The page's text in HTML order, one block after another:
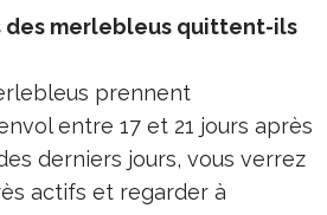
des merlebleus quittent-ils
prennent
entre 17 et 21 jours après
derniers jours, vous verrez
actifs et regarder à